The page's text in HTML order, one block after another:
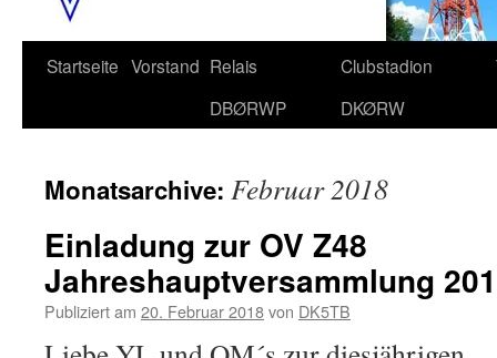
Zum
Startseite Vorstand Relais
DBØRWP
Clubstadion
DKØRW
Monatsarchive: Februar 2018
Einladung zur OV Z48
Jahreshauptversammlung
Publiziert am 20. Februar 2018von DK5TB